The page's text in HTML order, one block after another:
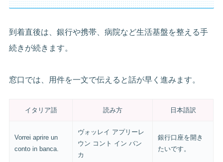
到着直後は、銀行や携帯、病院など生活基盤を整える手
続きが続きます。
窓口では、用件を一文で伝えると話が早く進みます。
イタリア語 読み方 日本語訳
Vorrei aprire un
conto in banca.
ヴォッレイ アプリーレ
ウン コント イン バン
カ
銀行口座を開き
たいです。